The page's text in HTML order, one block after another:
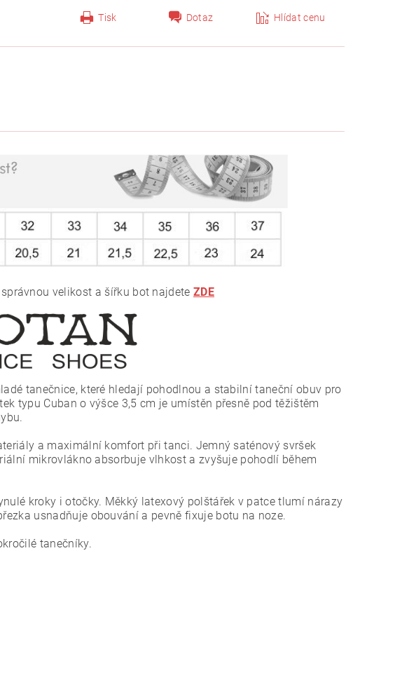
Tisk Dotaz Hlídat cenu
velikost a šířku bot najdeteZDE
tanečnice, které hledají pohodlnou a stabilní taneční obuv pro
typu Cuban o výšce 3,5 cm je umístěn přesně pod těžištěm
a maximální komfort při tanci. Jemný saténový svršek
mikrovlákno absorbuje vlhkost a zvyšuje pohodlí během
kroky i otočky. Měkký latexový polštářek v patce tlumí nárazy
usnadňuje obouvání a pevně fixuje botu na noze.
tanečníky.